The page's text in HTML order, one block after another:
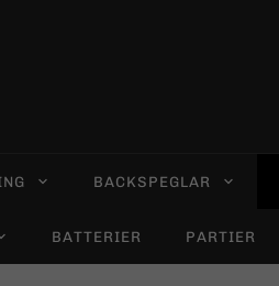
BACKSPEGLAR
BATTERIER PARTIER